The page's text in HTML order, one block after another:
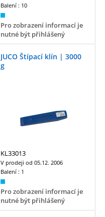
Balení : 10
Pro zobrazení informací je
nutné být přihlášený
JUCO Štípací klín | 3000
g
KL33013
V prodeji od 05.12. 2006
Balení : 1
Pro zobrazení informací je
nutné být přihlášený